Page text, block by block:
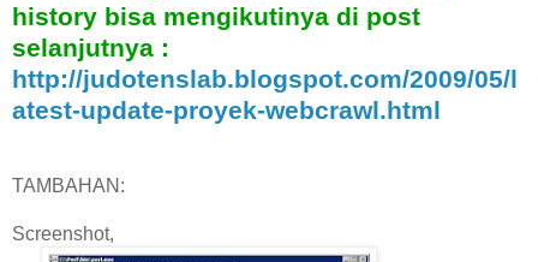
history bisa mengikutinya di post
selanjutnya :
http://judotenslab.blogspot.com/2009/05/l
atest-update-proyek-webcrawl.html
TAMBAHAN:
Screenshot,